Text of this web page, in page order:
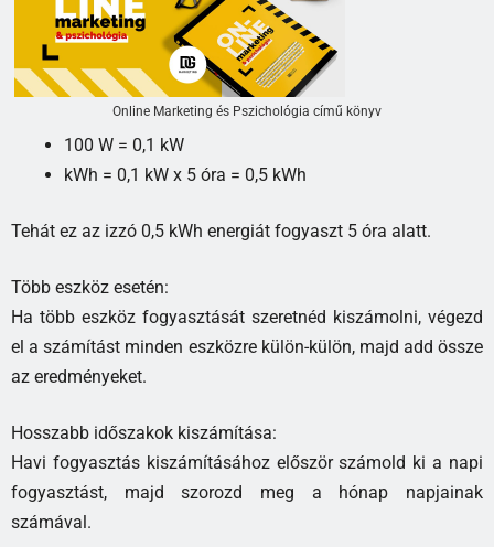
Online Marketing és Pszichológia című könyv
100 W = 0,1 kW
kWh = 0,1 kW x 5 óra = 0,5 kWh
Tehát ez az izzó 0,5 kWh energiát fogyaszt 5 óra alatt.
Több eszköz esetén:
Ha több eszköz fogyasztását szeretnéd kiszámolni, végezd
el a számítást minden eszközre külön-külön, majd add össze
az eredményeket.
Hosszabb időszakok kiszámítása:
Havi fogyasztás kiszámításához először számold ki a napi
fogyasztást, majd szorozd meg a hónap napjainak
számával.